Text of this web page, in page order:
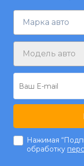
Марка авто
Модель авто
Нажимая
обработку